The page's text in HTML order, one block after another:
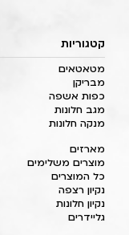
קטגוריות
מטאטאים
מבריקן
כפות אשפה
מגב חלונות
מנקה חלונות
מארזים
מוצרים משלימים
כל המוצרים
נקיון רצפה
נקיון חלונות
גליידרים